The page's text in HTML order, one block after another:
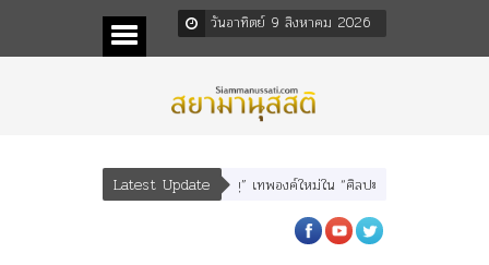
วันอาทิตย์ 9 สิงหาคม 2026
Latest Update
รุณเทพบุตร” และ “เทพีรัฐธรรมนูญ” เทพองค์ใหม่ใน “ศิลปะคณะราษฎร”